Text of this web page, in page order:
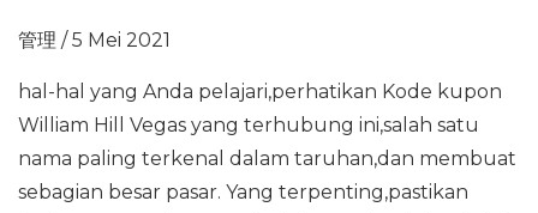
管理 / 5 Mei 2021
hal-hal yang Anda pelajari,perhatikan Kode kupon
William Hill Vegas yang terhubung ini,salah satu
nama paling terkenal dalam taruhan,dan membuat
sebagian besar pasar. Yang terpenting,pastikan